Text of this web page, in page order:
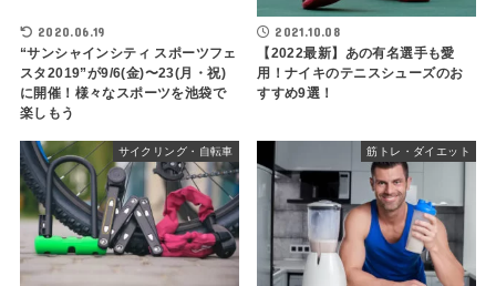
2020.06.19
“サンシャインシティ スポーツフェ
スタ2019”が9/6(金)〜23(月・祝)
に開催！様々なスポーツを池袋で
楽しもう
2021.10.08
【2022最新】あの有名選手も愛
用！ナイキのテニスシューズのお
すすめ9選！
サイクリング・自転車 筋トレ・ダイエット